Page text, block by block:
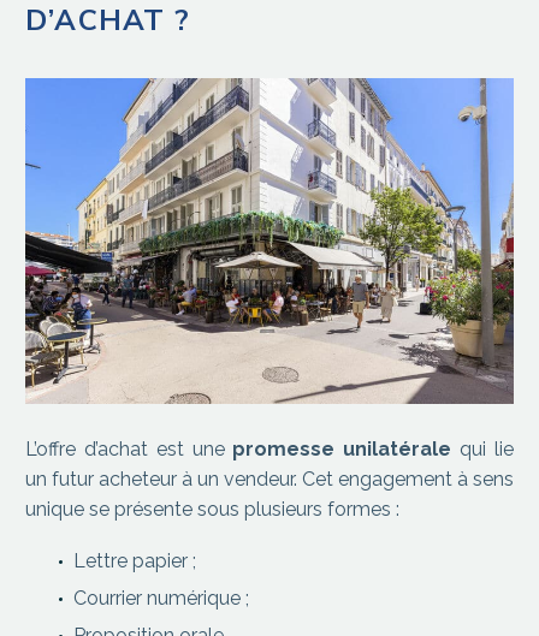
D’ACHAT ?
L’offre d’achat est une promesse unilatérale qui lie
un futur acheteur à un vendeur. Cet engagement à sens
unique se présente sous plusieurs formes :
Lettre papier ;
Courrier numérique ;